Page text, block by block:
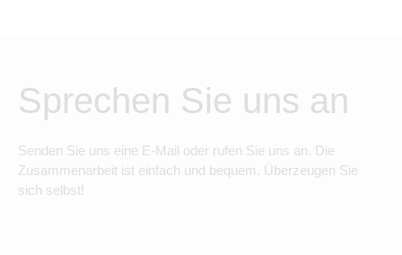
Sprechen Sie uns an
Senden Sie uns eine E-Mail oder rufen Sie uns an. Die
Zusammenarbeit ist einfach und bequem. Überzeugen Sie
sich selbst!